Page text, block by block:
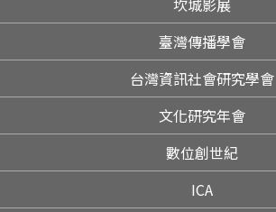
坎城影展
臺灣傳播學會
台灣資訊社會研究學會
文化研究年會
數位創世紀
ICA